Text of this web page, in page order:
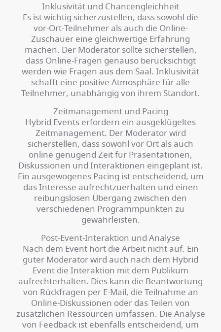
Inklusivität und Chancengleichheit
Es ist wichtig sicherzustellen, dass sowohl die
vor-Ort-Teilnehmer als auch die Online-
Zuschauer eine gleichwertige Erfahrung
machen. Der Moderator sollte sicherstellen,
dass Online-Fragen genauso berücksichtigt
werden wie Fragen aus dem Saal. Inklusivität
schafft eine positive Atmosphäre für alle
Teilnehmer, unabhängig von ihrem Standort.
Zeitmanagement und Pacing
Hybrid Events erfordern ein ausgeklügeltes
Zeitmanagement. Der Moderator wird
sicherstellen, dass sowohl vor Ort als auch
online genügend Zeit für Präsentationen,
Diskussionen und Interaktionen eingeplant ist.
Ein ausgewogenes Pacing ist entscheidend, um
das Interesse aufrechtzuerhalten und einen
reibungslosen Übergang zwischen den
verschiedenen Programmpunkten zu
gewährleisten.
Post-Event-Interaktion und Analyse
Nach dem Event hört die Arbeit nicht auf. Ein
guter Moderator wird auch nach dem Hybrid
Event die Interaktion mit dem Publikum
aufrechterhalten. Dies kann die Beantwortung
von Rückfragen per E-Mail, die Teilnahme an
Online-Diskussionen oder das Teilen von
zusätzlichen Ressourcen umfassen. Die Analyse
von Feedback ist ebenfalls entscheidend, um